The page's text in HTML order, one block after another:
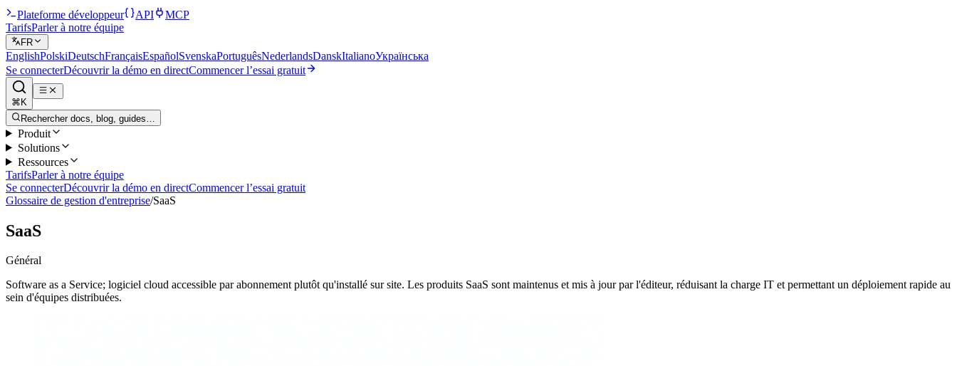
Plateforme développeur API
MCP
TarifsParler à notre équipe
FR
EnglishPolskiDeutschFrançaisEspañolSvenskaPortuguêsNederlandsDanskItalianoУкраїнська
Se connecterDécouvrir la démo en directCommencer l’essai gratuit
⌘K
Rechercher docs, blog, guides…
Produit
Solutions
Ressources
TarifsParler à notre équipe
Se connecterDécouvrir la démo en directCommencer l’essai gratuit
Glossaire de gestion d'entreprise/SaaS
SaaS
Général
Software as a Service; logiciel cloud accessible par abonnement plutôt qu'installé sur site. Les produits SaaS sont maintenus et mis à jour par l'éditeur, réduisant la charge IT et permettant un déploiement rapide au
sein d'équipes distribuées.